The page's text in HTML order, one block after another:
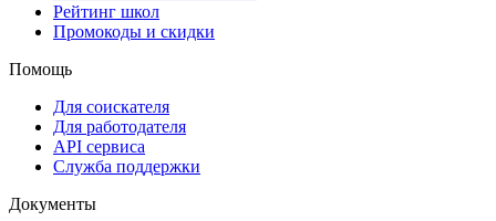
Рейтинг школ
Промокоды и скидки
Помощь
Для соискателя
Для работодателя
API сервиса
Служба поддержки
Документы